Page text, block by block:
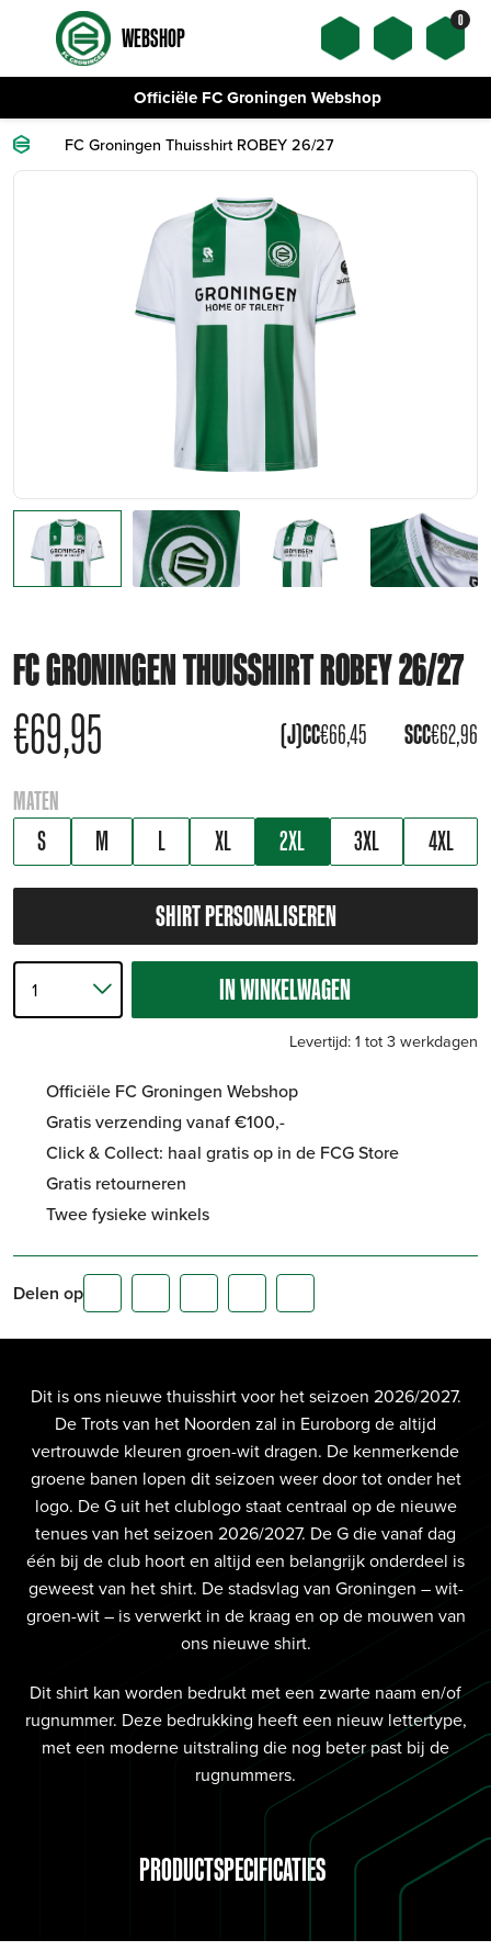
WEBSHOP
0
Officiële FC Groningen Webshop
FC Groningen Thuisshirt ROBEY 26/27
FC GRONINGEN THUISSHIRT ROBEY 26/27
€69,95 (J)CC€66,45 SCC€62,96
MATEN
S M L XL 2XL 3XL 4XL
SHIRT PERSONALISEREN
IN WINKELWAGEN
Levertijd: 1 tot 3 werkdagen
Officiële FC Groningen Webshop
Gratis verzending vanaf €100,-
Click & Collect: haal gratis op in de FCG Store
Gratis retourneren
Twee fysieke winkels
Delen op
Dit is ons nieuwe thuisshirt voor het seizoen 2026/2027.
De Trots van het Noorden zal in Euroborg de altijd
vertrouwde kleuren groen-wit dragen. De kenmerkende
groene banen lopen dit seizoen weer door tot onder het
logo. De G uit het clublogo staat centraal op de nieuwe
tenues van het seizoen 2026/2027. De G die vanaf dag
één bij de club hoort en altijd een belangrijk onderdeel is
geweest van het shirt. De stadsvlag van Groningen – wit-
groen-wit – is verwerkt in de kraag en op de mouwen van
ons nieuwe shirt.
Dit shirt kan worden bedrukt met een zwarte naam en/of
rugnummer. Deze bedrukking heeft een nieuw lettertype,
met een moderne uitstraling die nog beter past bij de
rugnummers.
PRODUCTSPECIFICATIES